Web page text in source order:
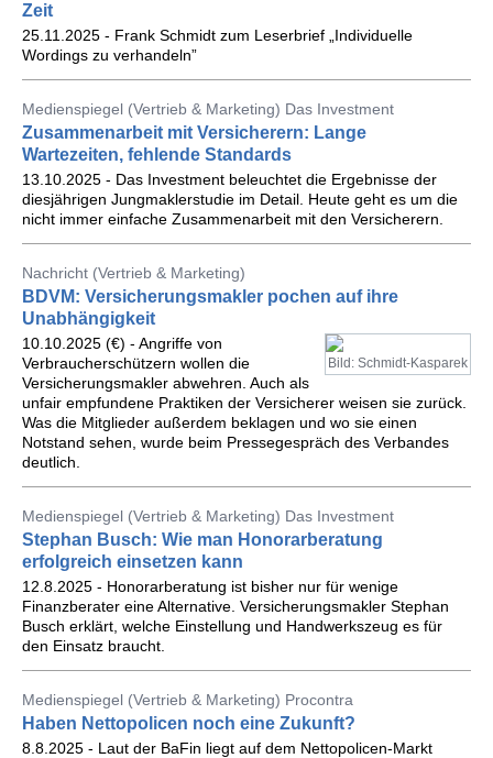
Zeit
25.11.2025 - Frank Schmidt zum Leserbrief „Individuelle
Wordings zu verhandeln”
Medienspiegel (Vertrieb & Marketing) Das Investment
Zusammenarbeit mit Versicherern: Lange
Wartezeiten, fehlende Standards
13.10.2025 - Das Investment beleuchtet die Ergebnisse der
diesjährigen Jungmaklerstudie im Detail. Heute geht es um die
nicht immer einfache Zusammenarbeit mit den Versicherern.
Nachricht (Vertrieb & Marketing)
BDVM: Versicherungsmakler pochen auf ihre
Unabhängigkeit
Bild: Schmidt-Kasparek
10.10.2025 (€) - Angriffe von
Verbraucherschützern wollen die
Versicherungsmakler abwehren. Auch als
unfair empfundene Praktiken der Versicherer weisen sie zurück.
Was die Mitglieder außerdem beklagen und wo sie einen
Notstand sehen, wurde beim Pressegespräch des Verbandes
deutlich.
Medienspiegel (Vertrieb & Marketing) Das Investment
Stephan Busch: Wie man Honorarberatung
erfolgreich einsetzen kann
12.8.2025 - Honorarberatung ist bisher nur für wenige
Finanzberater eine Alternative. Versicherungsmakler Stephan
Busch erklärt, welche Einstellung und Handwerkszeug es für
den Einsatz braucht.
Medienspiegel (Vertrieb & Marketing) Procontra
Haben Nettopolicen noch eine Zukunft?
8.8.2025 - Laut der BaFin liegt auf dem Nettopolicen-Markt